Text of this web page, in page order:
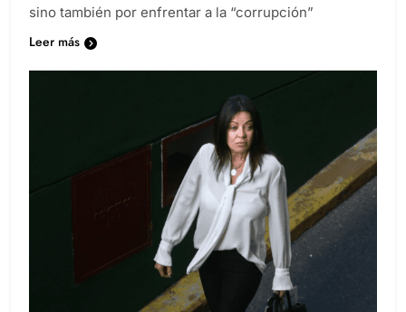
sino también por enfrentar a la “corrupción”
Leer más